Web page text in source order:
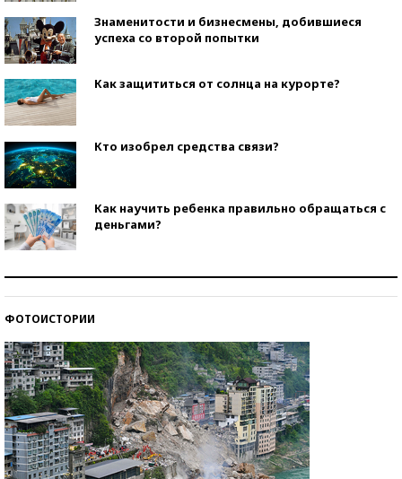
Знаменитости и бизнесмены, добившиеся
успеха со второй попытки
Как защититься от солнца на курорте?
Кто изобрел средства связи?
Как научить ребенка правильно обращаться с
деньгами?
ФОТОИСТОРИИ